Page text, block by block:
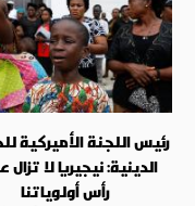
رئيس اللجنة الأميركية
الدينية: نيجيريا لا
رأس أولوياتنا